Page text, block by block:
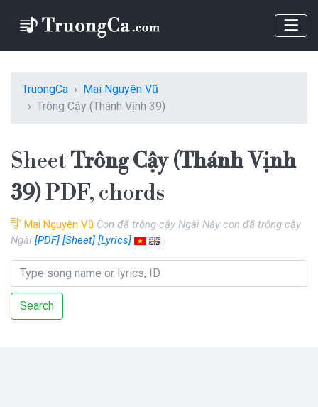
TruongCa
Mai Nguyên Vũ
Trông Cậy (Thánh Vịnh 39)
SheetTrông Cậy (Thánh Vịnh
39)PDF, chords
Mai Nguyên Vũ Con đã trông cậy Ngài Này con đã trông cậy
Ngài [PDF] [Sheet] [Lyrics]
Search